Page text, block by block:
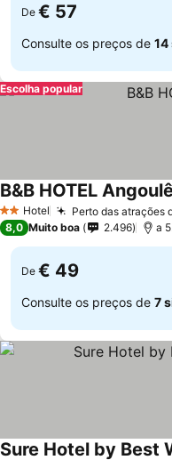
De € 57
Consulte os preços de 14
Escolha popular
2 Estrelas
Hotel Perto das atrações
B&B HOTEL
8,0 Muito boa 2.496
De € 49
Consulte os preços de 7
Sure Hotel by Best